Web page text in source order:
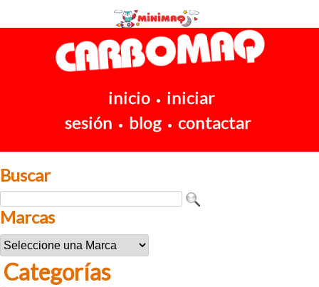
inicio • iniciar
sesión • blog • contactar
Buscar
Marcas
Categorías